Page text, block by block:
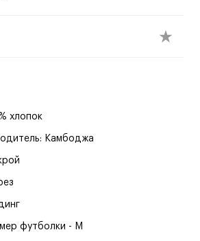
хлопок
Камбоджа
футболки - M